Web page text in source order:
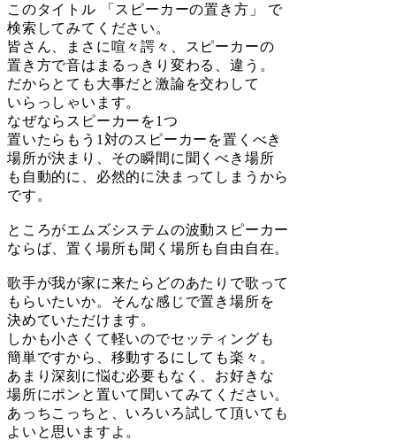
このタイトル 「スピーカーの置き方」 で
検索してみてください。
皆さん、まさに喧々諤々、スピーカーの
置き方で音はまるっきり変わる、違う。
だからとても大事だと激論を交わして
いらっしゃいます。
なぜならスピーカーを1つ
置いたらもう1対のスピーカーを置くべき
場所が決まり、その瞬間に聞くべき場所
も自動的に、必然的に決まってしまうから
です。
ところがエムズシステムの波動スピーカー
ならば、置く場所も聞く場所も自由自在。
歌手が我が家に来たらどのあたりで歌って
もらいたいか。そんな感じで置き場所を
決めていただけます。
しかも小さくて軽いのでセッティングも
簡単ですから、移動するにしても楽々。
あまり深刻に悩む必要もなく、お好きな
場所にポンと置いて聞いてみてください。
あっちこっちと、いろいろ試して頂いても
よいと思いますよ。